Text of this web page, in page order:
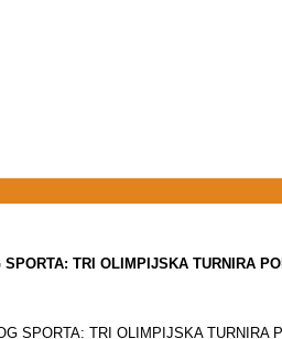
TRI OLIMPIJSKA TURNIRA